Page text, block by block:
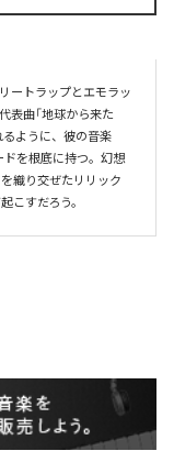
ートラップとエモラッ
表曲「地球から来た
るように、彼の音楽
ドを根底に持つ。幻想
織り交ぜたリリック
こすだろう。